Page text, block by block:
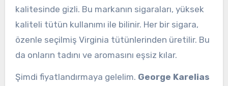
kalitesinde gizli. Bu markanın sigaraları, yüksek
kaliteli tütün kullanımı ile bilinir. Her bir sigara,
özenle seçilmiş Virginia tütünlerinden üretilir. Bu
da onların tadını ve aromasını eşsiz kılar.
Şimdi fiyatlandırmaya gelelim. George Karelias